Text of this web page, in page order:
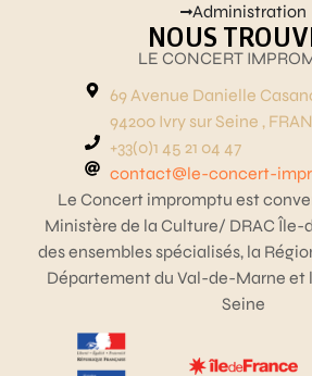
Administration
NOUS
LE CONCERT
69 Avenue Danielle
94200 Ivry sur Seine ,
+33(0)1 45 21 04 47
contact@le-concert-
Le Concert impromptu est
Ministère de la Culture/ DRAC
des ensembles spécialisés, la
Département du Val-de-Marne et
Seine